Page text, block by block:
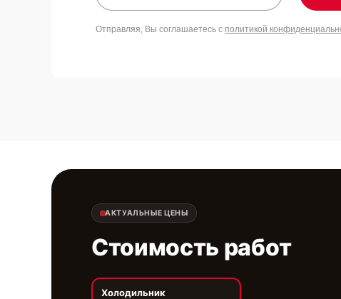
Отправляя, Вы соглашаетесь с политикой
АКТУАЛЬНЫЕ ЦЕНЫ
Стоимость работ
Холодильник